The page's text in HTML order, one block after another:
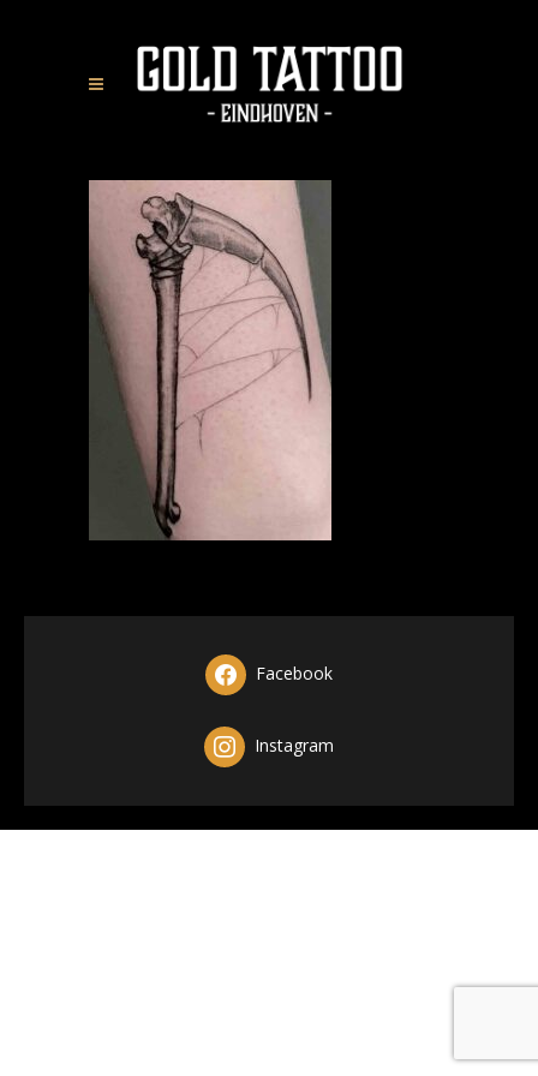
Facebook
Instagram